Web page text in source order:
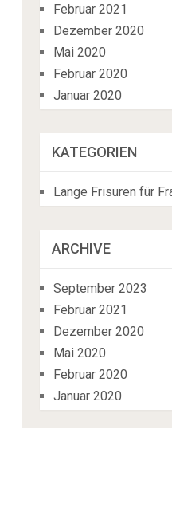
Februar 2021
Dezember 2020
Mai 2020
Februar 2020
Januar 2020
KATEGORIEN
Lange Frisuren für
ARCHIVE
September 2023
Februar 2021
Dezember 2020
Mai 2020
Februar 2020
Januar 2020